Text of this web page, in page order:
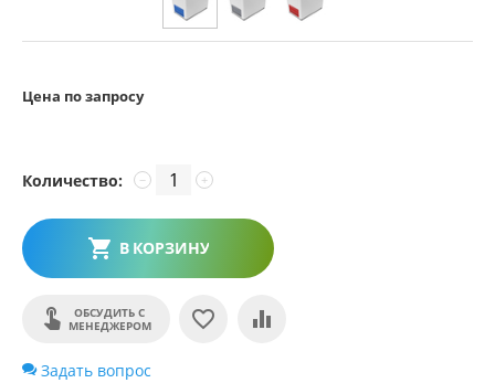
Цена по запросу
Количество: +
−
В КОРЗИНУ
ОБСУДИТЬ С
МЕНЕДЖЕРОМ
Задать вопрос